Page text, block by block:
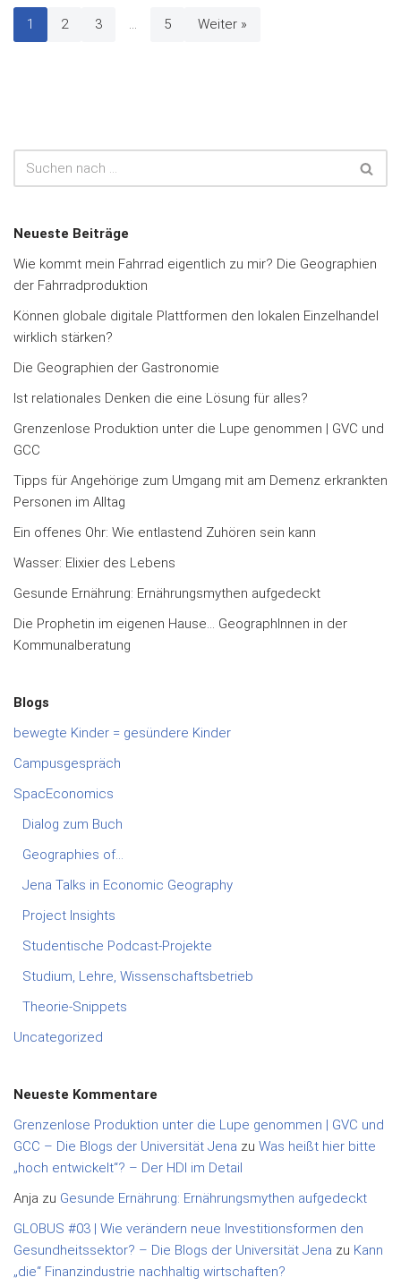
1 2 3 … 5 Weiter »
Neueste Beiträge
Wie kommt mein Fahrrad eigentlich zu mir? Die Geographien
der Fahrradproduktion
Können globale digitale Plattformen den lokalen Einzelhandel
wirklich stärken?
Die Geographien der Gastronomie
Ist relationales Denken die eine Lösung für alles?
Grenzenlose Produktion unter die Lupe genommen | GVC und
GCC
Tipps für Angehörige zum Umgang mit am Demenz erkrankten
Personen im Alltag
Ein offenes Ohr: Wie entlastend Zuhören sein kann
Wasser: Elixier des Lebens
Gesunde Ernährung: Ernährungsmythen aufgedeckt
Die Prophetin im eigenen Hause… GeographInnen in der
Kommunalberatung
Blogs
bewegte Kinder = gesündere Kinder
Campusgespräch
SpacEconomics
Dialog zum Buch
Geographies of…
Jena Talks in Economic Geography
Project Insights
Studentische Podcast-Projekte
Studium, Lehre, Wissenschaftsbetrieb
Theorie-Snippets
Uncategorized
Neueste Kommentare
Grenzenlose Produktion unter die Lupe genommen | GVC und
GCC – Die Blogs der Universität Jena zu Was heißt hier bitte
„hoch entwickelt“? – Der HDI im Detail
Anja zu Gesunde Ernährung: Ernährungsmythen aufgedeckt
GLOBUS #03 | Wie verändern neue Investitionsformen den
Gesundheitssektor? – Die Blogs der Universität Jena zu Kann
„die“ Finanzindustrie nachhaltig wirtschaften?